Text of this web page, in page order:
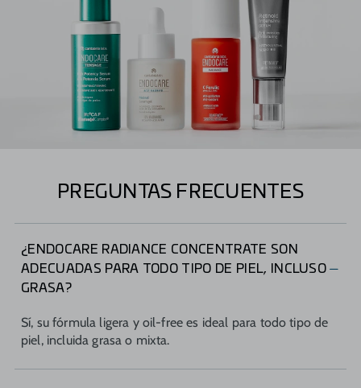
PREGUNTAS FRECUENTES
¿ENDOCARE RADIANCE CONCENTRATE SON
ADECUADAS PARA TODO TIPO DE PIEL, INCLUSO
GRASA?
Sí, su fórmula ligera y oil-free es ideal para todo tipo de
piel, incluida grasa o mixta.